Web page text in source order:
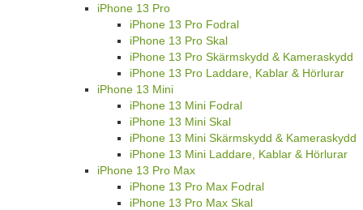
iPhone 13 Pro
iPhone 13 Pro Fodral
iPhone 13 Pro Skal
iPhone 13 Pro Skärmskydd & Kameraskydd
iPhone 13 Pro Laddare, Kablar & Hörlurar
iPhone 13 Mini
iPhone 13 Mini Fodral
iPhone 13 Mini Skal
iPhone 13 Mini Skärmskydd & Kameraskydd
iPhone 13 Mini Laddare, Kablar & Hörlurar
iPhone 13 Pro Max
iPhone 13 Pro Max Fodral
iPhone 13 Pro Max Skal